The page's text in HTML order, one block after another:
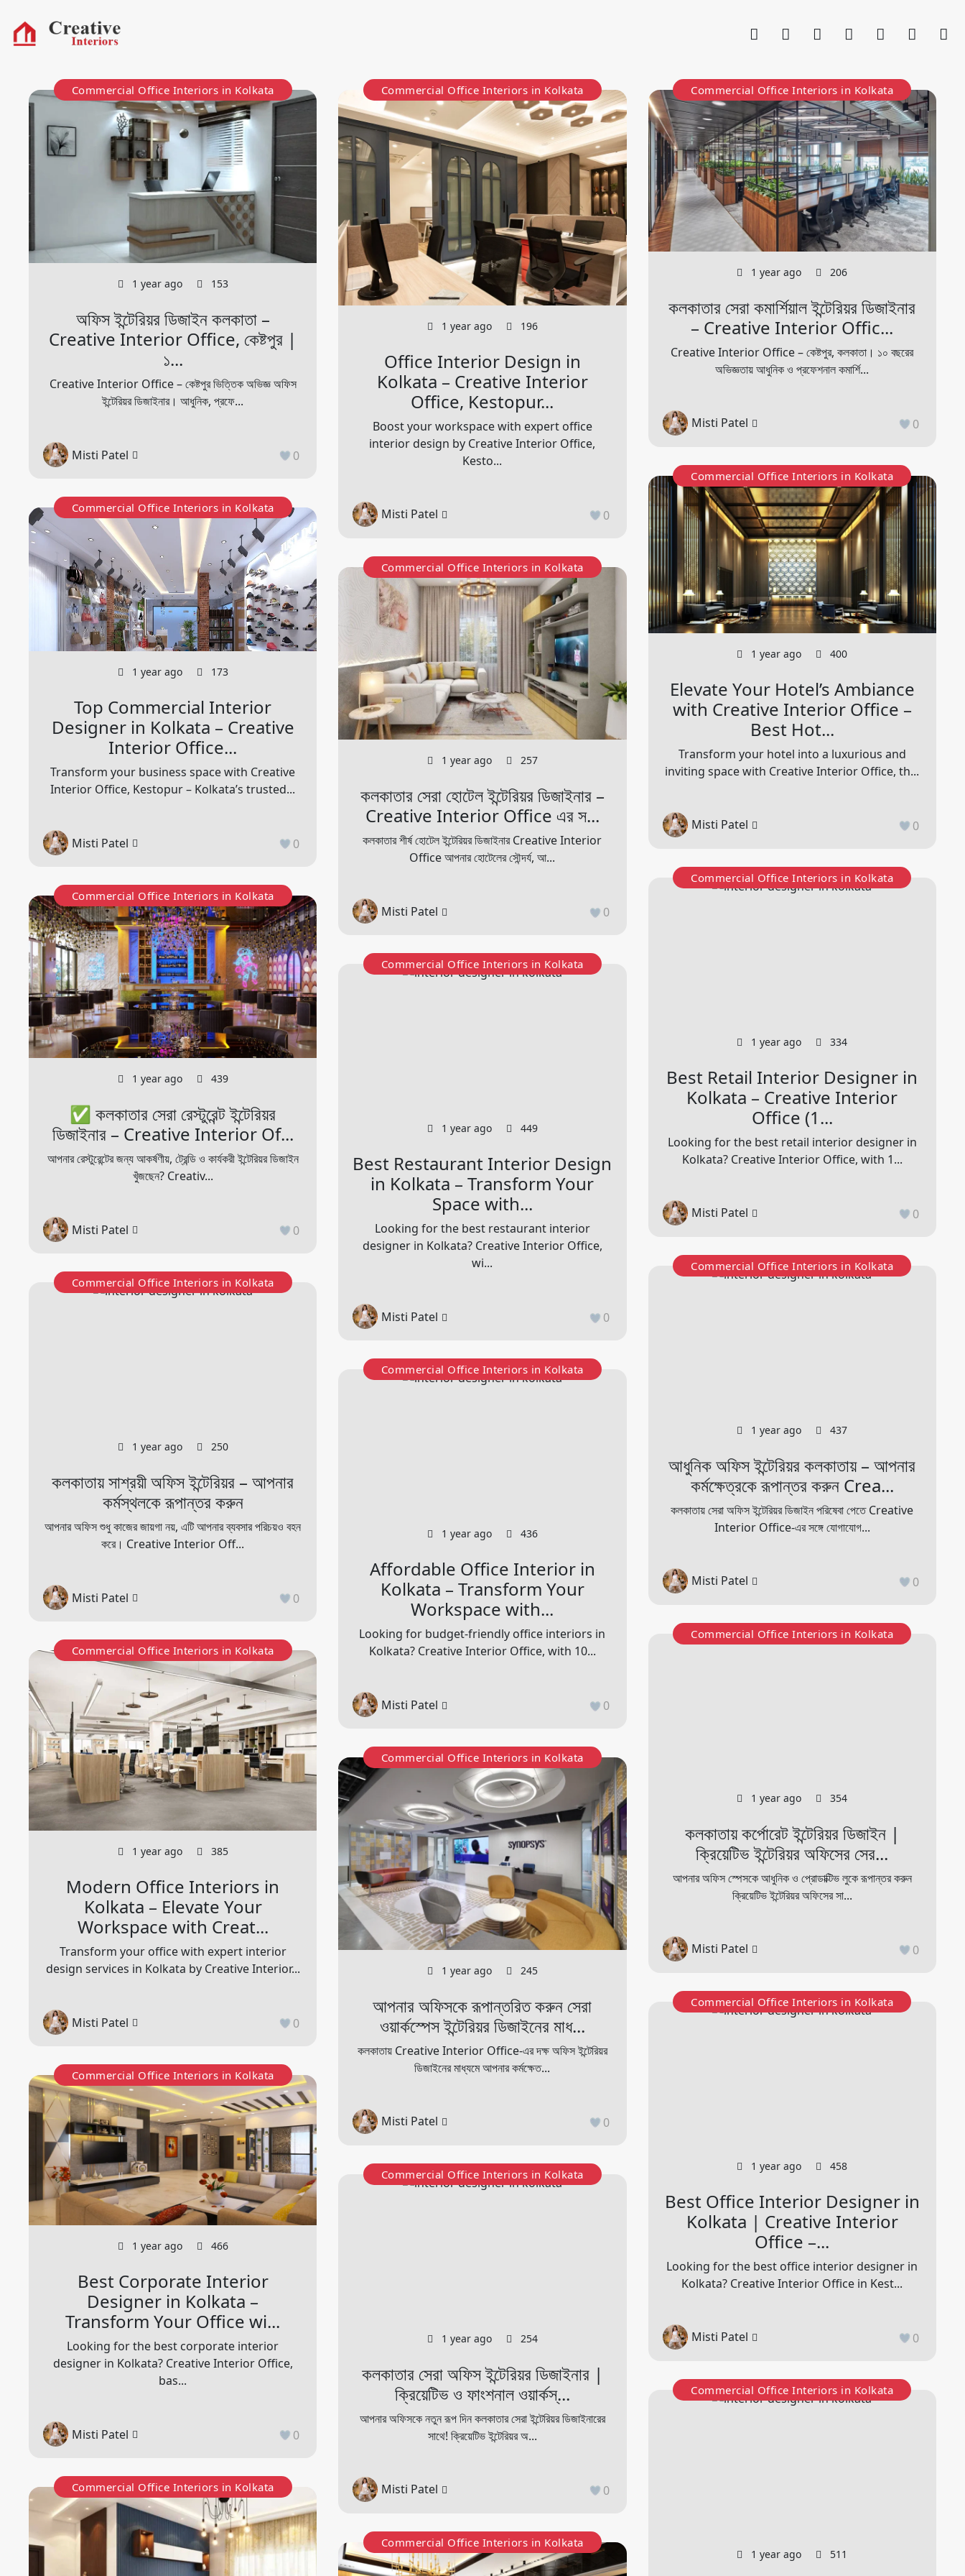
Commercial Office Interiors in Kolkata
1 year ago 153
অফিস ইন্টেরিয়র ডিজাইন কলকাতা –
Creative Interior Office, কেষ্টপুর |
১...
Creative Interior Office – কেষ্টপুর ভিত্তিক অভিজ্ঞ অফিস
ইন্টেরিয়র ডিজাইনার। আধুনিক, প্রফে...
Misti Patel 0
Commercial Office Interiors in Kolkata
1 year ago 173
Top Commercial Interior
Designer in Kolkata – Creative
Interior Office...
Transform your business space with Creative
Interior Office, Kestopur – Kolkata’s trusted...
Misti Patel 0
Commercial Office Interiors in Kolkata
1 year ago 439
✅ কলকাতার সেরা রেস্টুরেন্ট ইন্টেরিয়র
ডিজাইনার – Creative Interior Of...
আপনার রেস্টুরেন্টের জন্য আকর্ষণীয়, ট্রেন্ডি ও কার্যকরী ইন্টেরিয়র ডিজাইন
খুঁজছেন? Creativ...
Misti Patel 0
Commercial Office Interiors in Kolkata
1 year ago 250
কলকাতায় সাশ্রয়ী অফিস ইন্টেরিয়র – আপনার
কর্মস্থলকে রূপান্তর করুন
আপনার অফিস শুধু কাজের জায়গা নয়, এটি আপনার ব্যবসার পরিচয়ও বহন
করে। Creative Interior Off...
Misti Patel 0
Commercial Office Interiors in Kolkata
1 year ago 385
Modern Office Interiors in
Kolkata – Elevate Your
Workspace with Creat...
Transform your office with expert interior
design services in Kolkata by Creative Interior...
Misti Patel 0
Commercial Office Interiors in Kolkata
1 year ago 466
Best Corporate Interior
Designer in Kolkata –
Transform Your Office wi...
Looking for the best corporate interior
designer in Kolkata? Creative Interior Office,
bas...
Misti Patel 0
Commercial Office Interiors in Kolkata
Commercial Office Interiors in Kolkata
1 year ago 196
Office Interior Design in
Kolkata – Creative Interior
Office, Kestopur...
Boost your workspace with expert office
interior design by Creative Interior Office,
Kesto...
Misti Patel 0
Commercial Office Interiors in Kolkata
1 year ago 257
কলকাতার সেরা হোটেল ইন্টেরিয়র ডিজাইনার –
Creative Interior Office এর স...
কলকাতার শীর্ষ হোটেল ইন্টেরিয়র ডিজাইনার Creative Interior
Office আপনার হোটেলের সৌন্দর্য, আ...
Misti Patel 0
Commercial Office Interiors in Kolkata
1 year ago 449
Best Restaurant Interior Design
in Kolkata – Transform Your
Space with...
Looking for the best restaurant interior
designer in Kolkata? Creative Interior Office,
wi...
Misti Patel 0
Commercial Office Interiors in Kolkata
1 year ago 436
Affordable Office Interior in
Kolkata – Transform Your
Workspace with...
Looking for budget-friendly office interiors in
Kolkata? Creative Interior Office, with 10...
Misti Patel 0
Commercial Office Interiors in Kolkata
1 year ago 245
আপনার অফিসকে রূপান্তরিত করুন সেরা
ওয়ার্কস্পেস ইন্টেরিয়র ডিজাইনের মাধ...
কলকাতায় Creative Interior Office-এর দক্ষ অফিস ইন্টেরিয়র
ডিজাইনের মাধ্যমে আপনার কর্মক্ষেত...
Misti Patel 0
Commercial Office Interiors in Kolkata
1 year ago 254
কলকাতার সেরা অফিস ইন্টেরিয়র ডিজাইনার |
ক্রিয়েটিভ ও ফাংশনাল ওয়ার্কস্...
আপনার অফিসকে নতুন রূপ দিন কলকাতার সেরা ইন্টেরিয়র ডিজাইনারের
সাথে! ক্রিয়েটিভ ইন্টেরিয়র অ...
Misti Patel 0
Commercial Office Interiors in Kolkata
Commercial Office Interiors in Kolkata
1 year ago 206
কলকাতার সেরা কমার্শিয়াল ইন্টেরিয়র ডিজাইনার
– Creative Interior Offic...
Creative Interior Office – কেষ্টপুর, কলকাতা। ১০ বছরের
অভিজ্ঞতায় আধুনিক ও প্রফেশনাল কমার্শি...
Misti Patel 0
Commercial Office Interiors in Kolkata
1 year ago 400
Elevate Your Hotel’s Ambiance
with Creative Interior Office –
Best Hot...
Transform your hotel into a luxurious and
inviting space with Creative Interior Office, th...
Misti Patel 0
Commercial Office Interiors in Kolkata
1 year ago 334
Best Retail Interior Designer in
Kolkata – Creative Interior
Office (1...
Looking for the best retail interior designer in
Kolkata? Creative Interior Office, with 1...
Misti Patel 0
Commercial Office Interiors in Kolkata
1 year ago 437
আধুনিক অফিস ইন্টেরিয়র কলকাতায় – আপনার
কর্মক্ষেত্রকে রূপান্তর করুন Crea...
কলকাতায় সেরা অফিস ইন্টেরিয়র ডিজাইন পরিষেবা পেতে Creative
Interior Office-এর সঙ্গে যোগাযোগ...
Misti Patel 0
Commercial Office Interiors in Kolkata
1 year ago 354
কলকাতায় কর্পোরেট ইন্টেরিয়র ডিজাইন |
ক্রিয়েটিভ ইন্টেরিয়র অফিসের সের...
আপনার অফিস স্পেসকে আধুনিক ও প্রোডাক্টিভ লুকে রূপান্তর করুন
ক্রিয়েটিভ ইন্টেরিয়র অফিসের সা...
Misti Patel 0
Commercial Office Interiors in Kolkata
1 year ago 458
Best Office Interior Designer in
Kolkata | Creative Interior
Office –...
Looking for the best office interior designer in
Kolkata? Creative Interior Office in Kest...
Misti Patel 0
Commercial Office Interiors in Kolkata
1 year ago 511